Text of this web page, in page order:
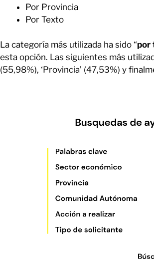
Por Provincia
Por Texto
La categoría más utilizada ha sido “por
esta opción. Las siguientes más
(55,98%), ‘Provincia’ (47,53%) y